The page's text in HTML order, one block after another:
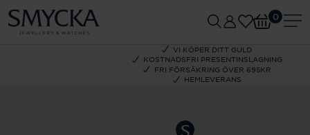
VI KÖPER DITT GULD
KOSTNADSFRI PRESENTINSLAGNING
FRI FÖRSÄKRING ÖVER 695KR
HEMLEVERANS
0